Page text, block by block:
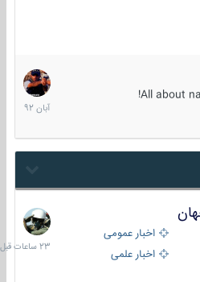
All about
22
آبان
1392
اخبار عمومی
اخبار علمی
23
ساعات
قبل